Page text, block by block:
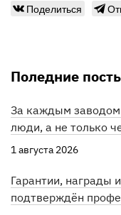
Поделиться
Поледние
За каждым
люди, а не только
1 августа 2026
Гарантии, награды
подтверждён